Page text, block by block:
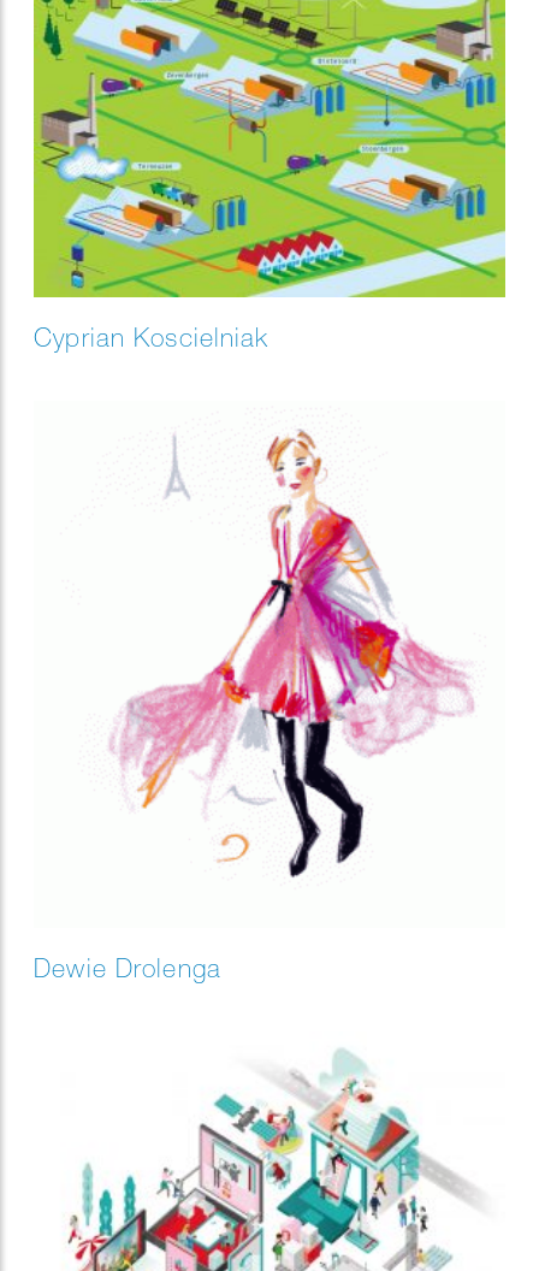
Cyprian Koscielniak
Dewie Drolenga